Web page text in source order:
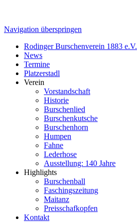
Navigation überspringen
Rodinger Burschenverein 1883 e.V.
News
Termine
Platzerstadl
Verein
Vorstandschaft
Historie
Burschenlied
Burschenkutsche
Burschenhorn
Humpen
Fahne
Lederhose
Ausstellung: 140 Jahre
Highlights
Burschenball
Faschingszeitung
Maitanz
Preisschafkopfen
Kontakt